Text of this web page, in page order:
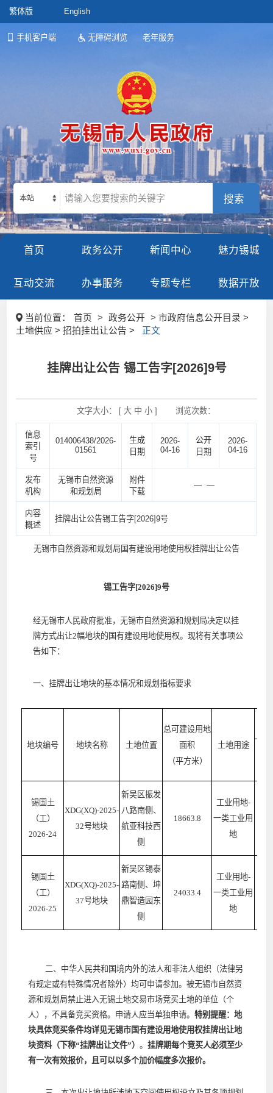
繁体版 English
手机客户端 无障碍浏览 老年服务
本站
首页 政务公开 新闻中心 魅力锡城
互动交流 办事服务 专题专栏 数据开放
当前位置： 首页 > 政务公开
> 市政府信息公开目录 >
土地供应 > 招拍挂出让公告 >
正文
挂牌出让公告 锡工告字[2026]9号
文字大小： [ 大 中 小] 浏览次数：
信息
索引
号
014006438/2026-
01561
生成
日期
2026-
04-16
公开
日期
2026-
04-16
发布
机构
无锡市自然资源
和规划局
附件
下载
— —
内容
概述
挂牌出让公告锡工告字[2026]9号
无锡市自然资源和规划局国有建设用地使用权挂牌出让公告
锡工告字[2026]9号
经无锡市人民政府批准，无锡市自然资源和规划局决定以挂
牌方式出让2幅地块的国有建设用地使用权。现将有关事项公
告如下：
一、挂牌出让地块的基本情况和规划指标要求
地块编号 地块名称 土地位置
总可建设用地
面积
（平方米）
土地用途
锡国土
（工）
2026-24
XDG(XQ)-2025-
32号地块
新吴区振发
八路南侧、
航亚科技西
侧
18663.8
工业用地-
一类工业用
地
锡国土
（工）
2026-25
XDG(XQ)-2025-
37号地块
新吴区锡泰
路南侧、坤
鼎智造园东
侧
24033.4
工业用地-
一类工业用
地
二、中华人民共和国境内外的法人和非法人组织（法律另
有规定或有特殊情况者除外）均可申请参加。被无锡市自然资
源和规划局禁止进入无锡土地交易市场竞买土地的单位（个
人），不具备竞买资格。申请人应当单独申请。 特别提醒：地
块具体竞买条件均详见无锡市国有建设用地使用权挂牌出让地
块资料（下称“挂牌出让文件”） 。 挂牌期每个竞买人必须至少
有一次有效报价，且可以以多个加价幅度多次报价。